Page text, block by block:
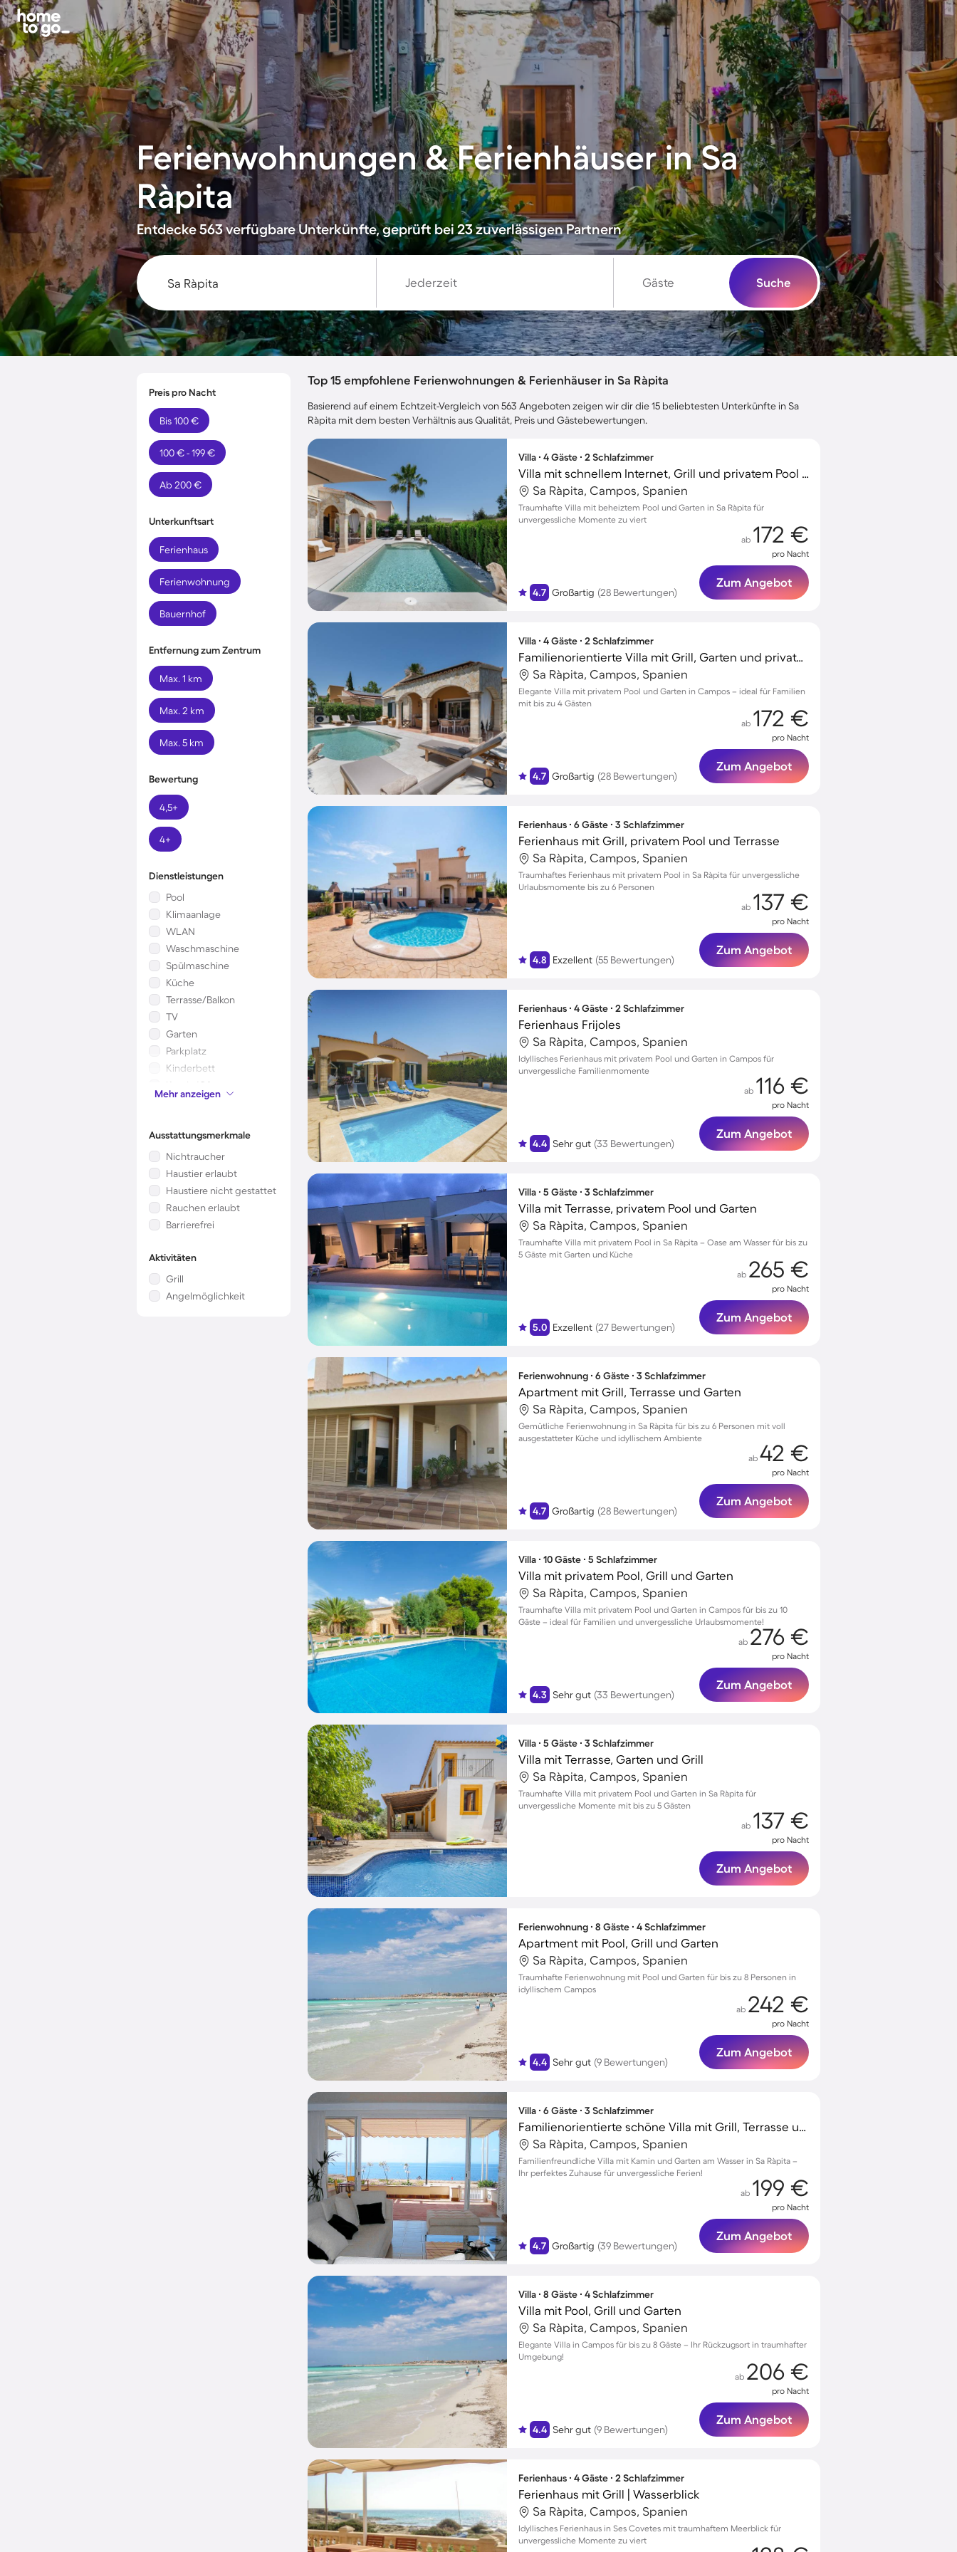
Ferienwohnungen & Ferienhäuser in Sa
Ràpita
Entdecke 563 verfügbare Unterkünfte, geprüft bei 23 zuverlässigen Partnern
Jederzeit Gäste Suche
Preis pro Nacht
Bis 100 €
100 € - 199 €
Ab 200 €
Unterkunftsart
Ferienhaus
Ferienwohnung
Bauernhof
Entfernung zum Zentrum
Max. 1 km
Max. 2 km
Max. 5 km
Bewertung
4,5+
4+
Dienstleistungen
Pool
Klimaanlage
WLAN
Waschmaschine
Spülmaschine
Küche
Terrasse/Balkon
TV
Garten
Parkplatz
Kinderbett
Kamin/Ofen
Mikrowelle
Mehr anzeigen
Ausstattungsmerkmale
Nichtraucher
Haustier erlaubt
Haustiere nicht gestattet
Rauchen erlaubt
Barrierefrei
Aktivitäten
Grill
Angelmöglichkeit
Top 15 empfohlene Ferienwohnungen & Ferienhäuser in Sa Ràpita
Basierend auf einem Echtzeit-Vergleich von 563 Angeboten zeigen wir dir die 15 beliebtesten Unterkünfte in Sa
Ràpita mit dem besten Verhältnis aus Qualität, Preis und Gästebewertungen.
Villa ∙ 4 Gäste ∙ 2 Schlafzimmer
Villa mit schnellem Internet, Grill und privatem Pool | Gartenblick
Sa Ràpita, Campos, Spanien
Traumhafte Villa mit beheiztem Pool und Garten in Sa Ràpita für
unvergessliche Momente zu viert
4.7 Großartig (28 Bewertungen)
ab 172 €
pro Nacht
Zum Angebot
Villa ∙ 4 Gäste ∙ 2 Schlafzimmer
Familienorientierte Villa mit Grill, Garten und privatem Pool
Sa Ràpita, Campos, Spanien
Elegante Villa mit privatem Pool und Garten in Campos – ideal für Familien
mit bis zu 4 Gästen
4.7 Großartig (28 Bewertungen)
ab 172 €
pro Nacht
Zum Angebot
Ferienhaus ∙ 6 Gäste ∙ 3 Schlafzimmer
Ferienhaus mit Grill, privatem Pool und Terrasse
Sa Ràpita, Campos, Spanien
Traumhaftes Ferienhaus mit privatem Pool in Sa Ràpita für unvergessliche
Urlaubsmomente bis zu 6 Personen
4.8 Exzellent (55 Bewertungen)
ab 137 €
pro Nacht
Zum Angebot
Ferienhaus ∙ 4 Gäste ∙ 2 Schlafzimmer
Ferienhaus Frijoles
Sa Ràpita, Campos, Spanien
Idyllisches Ferienhaus mit privatem Pool und Garten in Campos für
unvergessliche Familienmomente
4.4 Sehr gut (33 Bewertungen)
ab 116 €
pro Nacht
Zum Angebot
Villa ∙ 5 Gäste ∙ 3 Schlafzimmer
Villa mit Terrasse, privatem Pool und Garten
Sa Ràpita, Campos, Spanien
Traumhafte Villa mit privatem Pool in Sa Ràpita – Oase am Wasser für bis zu
5 Gäste mit Garten und Küche
5.0 Exzellent (27 Bewertungen)
ab 265 €
pro Nacht
Zum Angebot
Ferienwohnung ∙ 6 Gäste ∙ 3 Schlafzimmer
Apartment mit Grill, Terrasse und Garten
Sa Ràpita, Campos, Spanien
Gemütliche Ferienwohnung in Sa Ràpita für bis zu 6 Personen mit voll
ausgestatteter Küche und idyllischem Ambiente
4.7 Großartig (28 Bewertungen)
ab 42 €
pro Nacht
Zum Angebot
Villa ∙ 10 Gäste ∙ 5 Schlafzimmer
Villa mit privatem Pool, Grill und Garten
Sa Ràpita, Campos, Spanien
Traumhafte Villa mit privatem Pool und Garten in Campos für bis zu 10
Gäste – ideal für Familien und unvergessliche Urlaubsmomente!
4.3 Sehr gut (33 Bewertungen)
ab 276 €
pro Nacht
Zum Angebot
Villa ∙ 5 Gäste ∙ 3 Schlafzimmer
Villa mit Terrasse, Garten und Grill
Sa Ràpita, Campos, Spanien
Traumhafte Villa mit privatem Pool und Garten in Sa Ràpita für
unvergessliche Momente mit bis zu 5 Gästen
ab 137 €
pro Nacht
Zum Angebot
Ferienwohnung ∙ 8 Gäste ∙ 4 Schlafzimmer
Apartment mit Pool, Grill und Garten
Sa Ràpita, Campos, Spanien
Traumhafte Ferienwohnung mit Pool und Garten für bis zu 8 Personen in
idyllischem Campos
4.4 Sehr gut (9 Bewertungen)
ab 242 €
pro Nacht
Zum Angebot
Villa ∙ 6 Gäste ∙ 3 Schlafzimmer
Familienorientierte schöne Villa mit Grill, Terrasse und Garten
Sa Ràpita, Campos, Spanien
Familienfreundliche Villa mit Kamin und Garten am Wasser in Sa Ràpita –
Ihr perfektes Zuhause für unvergessliche Ferien!
4.7 Großartig (39 Bewertungen)
ab 199 €
pro Nacht
Zum Angebot
Villa ∙ 8 Gäste ∙ 4 Schlafzimmer
Villa mit Pool, Grill und Garten
Sa Ràpita, Campos, Spanien
Elegante Villa in Campos für bis zu 8 Gäste – Ihr Rückzugsort in traumhafter
Umgebung!
4.4 Sehr gut (9 Bewertungen)
ab 206 €
pro Nacht
Zum Angebot
Ferienhaus ∙ 4 Gäste ∙ 2 Schlafzimmer
Ferienhaus mit Grill | Wasserblick
Sa Ràpita, Campos, Spanien
Idyllisches Ferienhaus in Ses Covetes mit traumhaftem Meerblick für
unvergessliche Momente zu viert